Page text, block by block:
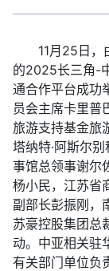
11月25日，由
的2025长三角-
通合作平台成功
员会主席卡里普
旅游支持基金旅
塔纳特·阿斯尔
事馆总领事谢尔
杨小民，江苏省
副部长彭振刚，
苏豪控股集团总
动。中亚相关驻
有关部门单位负